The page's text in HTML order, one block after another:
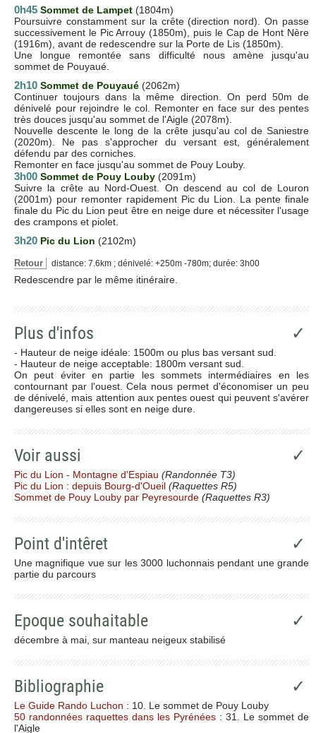
0h45 Sommet de Lampet (1804m)
Poursuivre constamment sur la crête (direction nord). On passe
successivement le Pic Arrouy (1850m), puis le Cap de Hont Nère
(1916m), avant de redescendre sur la Porte de Lis (1850m).
Une longue remontée sans difficulté nous amène jusqu'au
sommet de Pouyaué.
2h10 Sommet de Pouyaué (2062m)
Continuer toujours dans la même direction. On perd 50m de
dénivelé pour rejoindre le col. Remonter en face sur des pentes
très douces jusqu'au sommet de l'Aigle (2078m).
Nouvelle descente le long de la crête jusqu'au col de Saniestre
(2020m). Ne pas s'approcher du versant est, généralement
défendu par des corniches.
Remonter en face jusqu'au sommet de Pouy Louby.
3h00 Sommet de Pouy Louby (2091m)
Suivre la crête au Nord-Ouest. On descend au col de Louron
(2001m) pour remonter rapidement Pic du Lion. La pente finale
finale du Pic du Lion peut être en neige dure et nécessiter l'usage
des crampons et piolet.
3h20 Pic du Lion (2102m)
Retour distance: 7.6km ; dénivelé: +250m -780m; durée: 3h00
Redescendre par le même itinéraire.
Plus d'infos ✓
- Hauteur de neige idéale: 1500m ou plus bas versant sud.
- Hauteur de neige acceptable: 1800m versant sud.
On peut éviter en partie les sommets intermédiaires en les
contournant par l'ouest. Cela nous permet d'économiser un peu
de dénivelé, mais attention aux pentes ouest qui peuvent s'avérer
dangereuses si elles sont en neige dure.
Voir aussi ✓
Pic du Lion - Montagne d'Espiau (Randonnée T3)
Pic du Lion : depuis Bourg-d'Oueil (Raquettes R5)
Sommet de Pouy Louby par Peyresourde (Raquettes R3)
Point d'intêret ✓
Une magnifique vue sur les 3000 luchonnais pendant une grande
partie du parcours
Epoque souhaitable ✓
décembre à mai, sur manteau neigeux stabilisé
Bibliographie ✓
Le Guide Rando Luchon : 10. Le sommet de Pouy Louby
50 randonnées raquettes dans les Pyrénées : 31. Le sommet de
l'Aigle